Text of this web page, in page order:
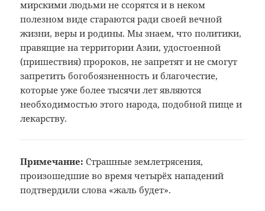
мирскими людьми не ссорятся и в неком
полезном виде стараются ради своей вечной
жизни, веры и родины. Мы знаем, что политики,
правящие на территории Азии, удостоенной
(пришествия) пророков, не запретят и не смогут
запретить богобоязненность и благочестие,
которые уже более тысячи лет являются
необходимостью этого народа, подобной пище и
лекарству.
Примечание: Страшные землетрясения,
произошедшиево время четырёх нападений
подтвердилислова «жаль будет».